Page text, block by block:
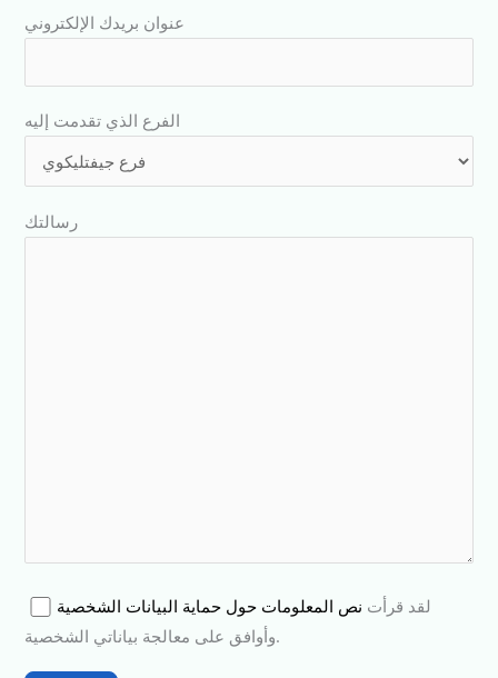
عنوان بريدك الإلكتروني
الفرع الذي تقدمت إليه
رسالتك
لقد قرأت نص المعلومات حول حماية البيانات الشخصية
وأوافق على معالجة بياناتي الشخصية.